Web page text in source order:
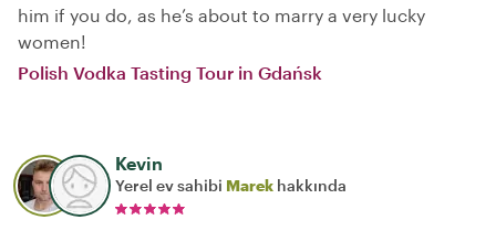
him if you do, as he’s about to marry a very lucky
women!
Polish Vodka Tasting Tour in Gdańsk
Kevin
Yerel ev sahibi Marek hakkında